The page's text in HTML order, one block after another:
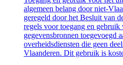
algemeen belang door niet-
geregeld door het Besluit van
regels voor toegang en gebruik
gegevensbronnen toegevoegd
overheidsdiensten die geen
Vlaanderen. Dit gebruik is